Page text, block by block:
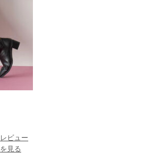
レビュー
を見る